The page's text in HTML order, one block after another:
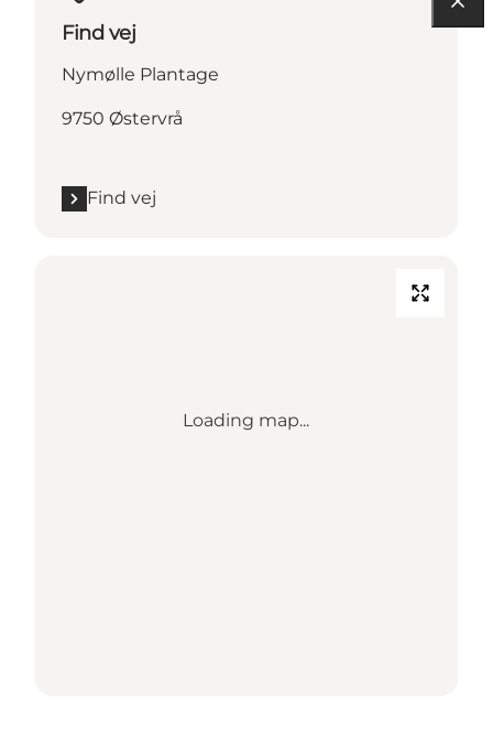
Find vej
Nymølle Plantage
9750 Østervrå
Find vej
Loading map...